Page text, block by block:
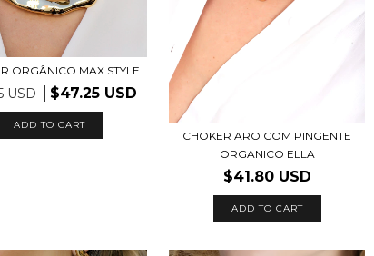
ORGÂNICO MAX STYLE
USD $47.25 USD
CHOKER ARO COM PINGENTE
ORGANICO ELLA
$41.80 USD
ADD TO CART